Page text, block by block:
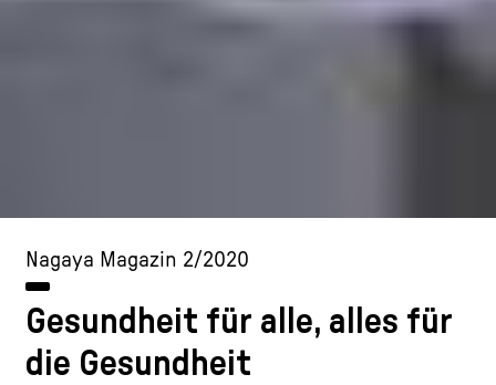
Nagaya Magazin 2/2020
Gesundheit für alle, alles für
die Gesundheit